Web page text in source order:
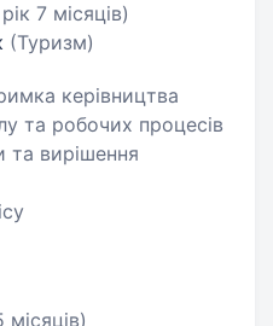
7 місяців)
(Туризм)
керівництва
та робочих процесів
та вирішення
місяців)